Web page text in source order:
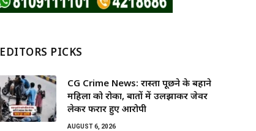
EDITORS PICKS
CG Crime News: रास्ता पूछने के बहाने
महिला को रोका, बातों में उलझाकर जेवर
लेकर फरार हुए आरोपी
AUGUST 6, 2026